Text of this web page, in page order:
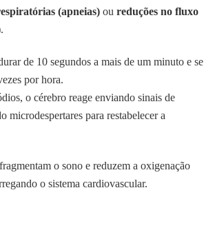
(apneias) ou reduções no fluxo
.
de 10 segundos a mais de um minuto e se
por hora.
o cérebro reage enviando sinais de
microdespertares para restabelecer a
o sono e reduzem a oxigenação
o sistema cardiovascular.